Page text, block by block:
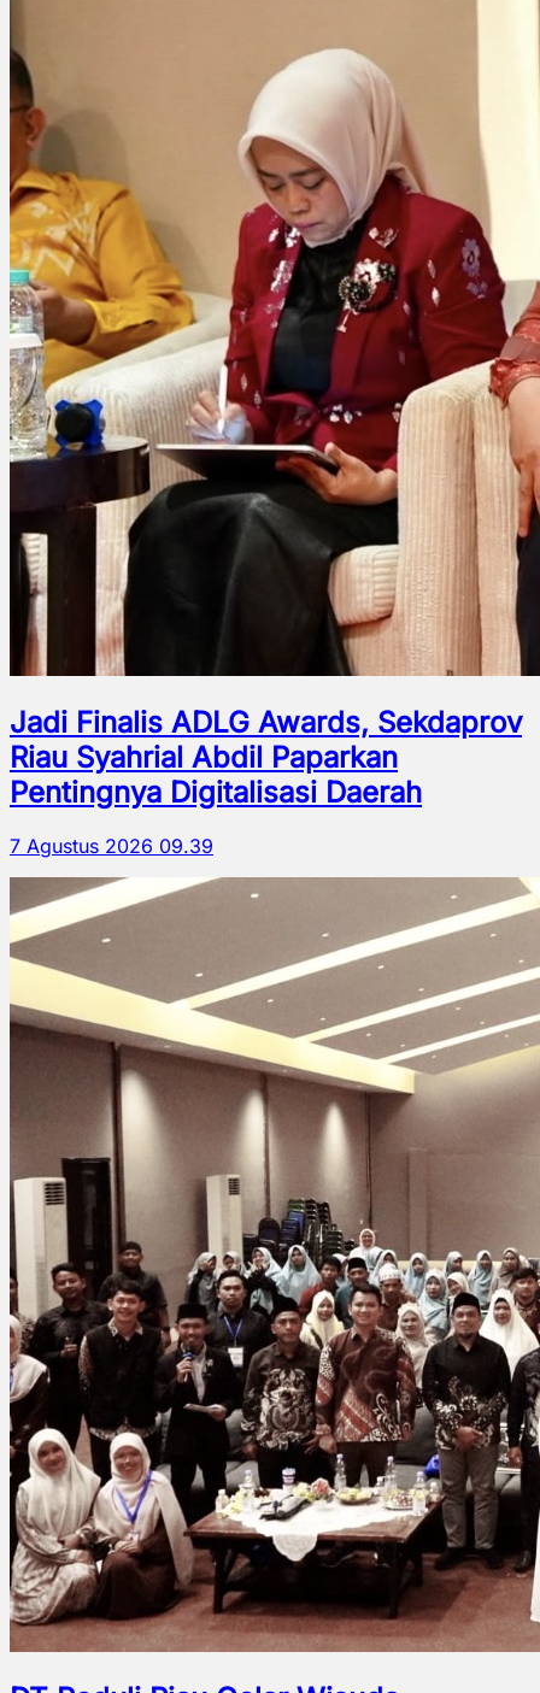
Jadi Finalis ADLG Awards, Sekdaprov
Riau Syahrial Abdil Paparkan
Pentingnya Digitalisasi Daerah
7 Agustus 2026 09.39